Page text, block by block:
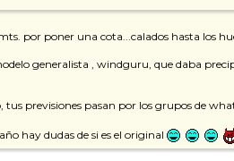
por poner una cota...calados hasta los
generalista , windguru, que daba
tus previsiones pasan por los grupos de
hay dudas de si es el original